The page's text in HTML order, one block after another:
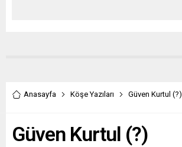
Anasayfa Köşe Yazıları Güven Kurtul (?)
Güven Kurtul (?)